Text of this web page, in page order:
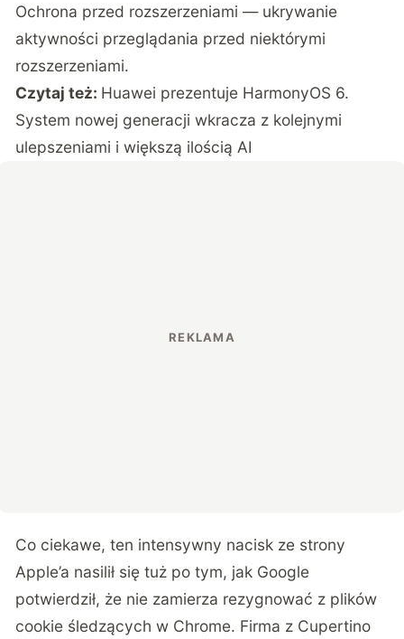
Ochrona przed rozszerzeniami — ukrywanie
aktywności przeglądania przed niektórymi
rozszerzeniami.
Czytaj też: Huawei prezentuje HarmonyOS 6.
System nowej generacji wkracza z kolejnymi
ulepszeniami i większą ilością AI
Co ciekawe, ten intensywny nacisk ze strony
Apple’a nasilił się tuż po tym, jak Google
potwierdził, że nie zamierza rezygnować z plików
cookie śledzących w Chrome. Firma z Cupertino